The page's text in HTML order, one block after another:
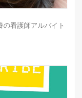
の看護師アルバイト